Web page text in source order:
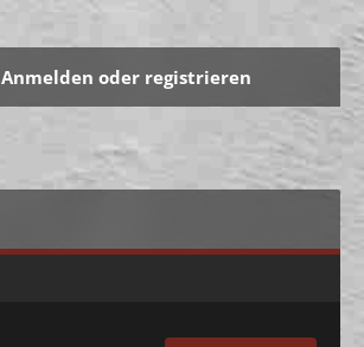
Anmelden oder registrieren